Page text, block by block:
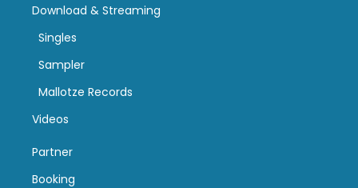
Download & Streaming
Singles
Sampler
Mallotze Records
Videos
Partner
Booking